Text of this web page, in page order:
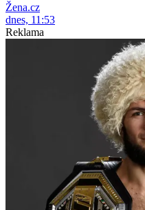
Žena.cz
dnes, 11:53
Reklama